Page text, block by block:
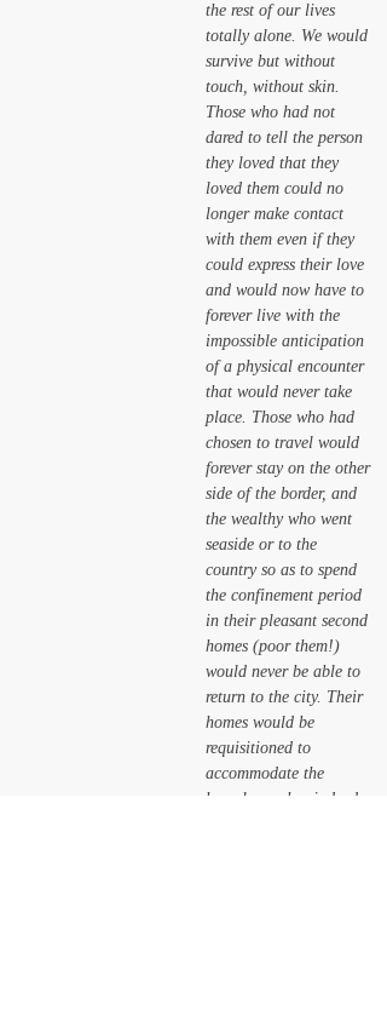
the rest of our lives
totally alone. We would
survive but without
touch, without skin.
Those who had not
dared to tell the person
they loved that they
loved them could no
longer make contact
with them even if they
could express their love
and would now have to
forever live with the
impossible anticipation
of a physical encounter
that would never take
place. Those who had
chosen to travel would
forever stay on the other
side of the border, and
the wealthy who went
seaside or to the
country so as to spend
the confinement period
in their pleasant second
homes (poor them!)
would never be able to
return to the city. Their
homes would be
requisitioned to
accommodate the
homeless, who, indeed,